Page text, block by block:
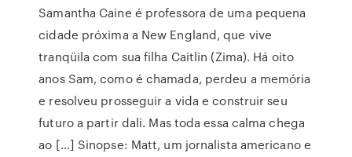
Samantha Caine é professora de uma pequena
cidade próxima a New England, que vive
tranqüila com sua filha Caitlin (Zima). Há oito
anos Sam, como é chamada, perdeu a memória
e resolveu prosseguir a vida e construir seu
futuro a partir dali. Mas toda essa calma chega
ao […] Sinopse: Matt, um jornalista americano e